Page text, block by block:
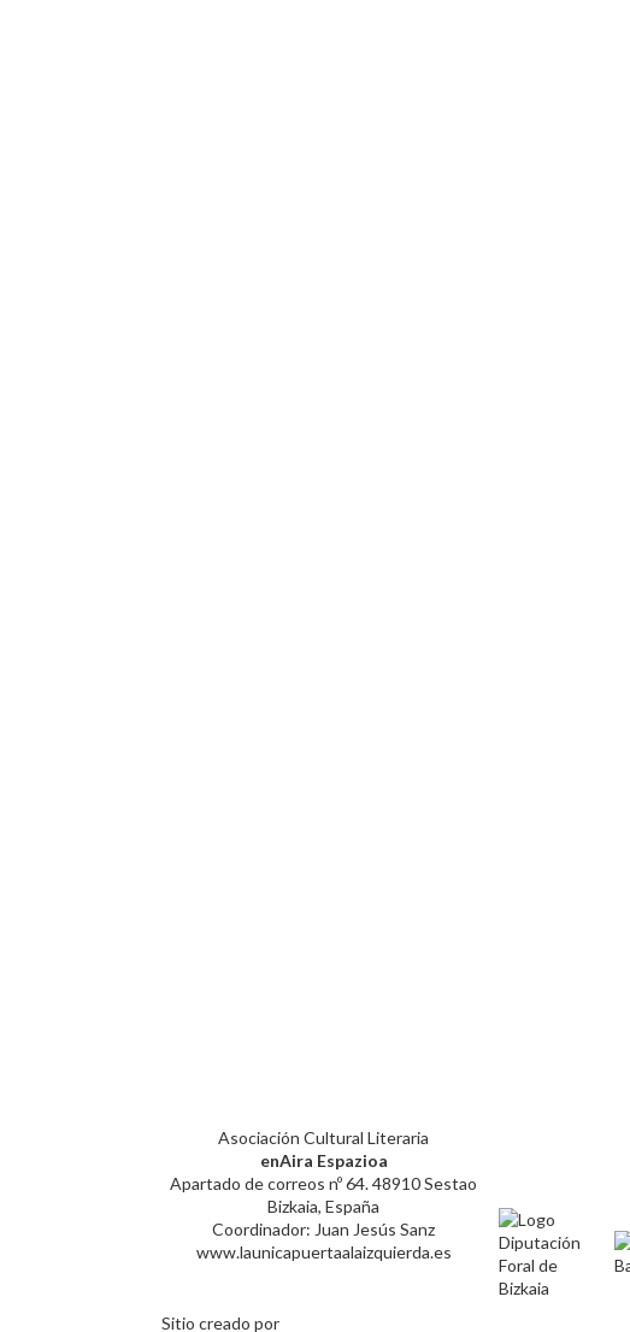
Asociación Cultural Literaria
enAira Espazioa
Apartado de correos nº 64. 48910 Sestao
Bizkaia, España
Coordinador: Juan Jesús Sanz
www.launicapuertaalaizquierda.es
Sitio creado por